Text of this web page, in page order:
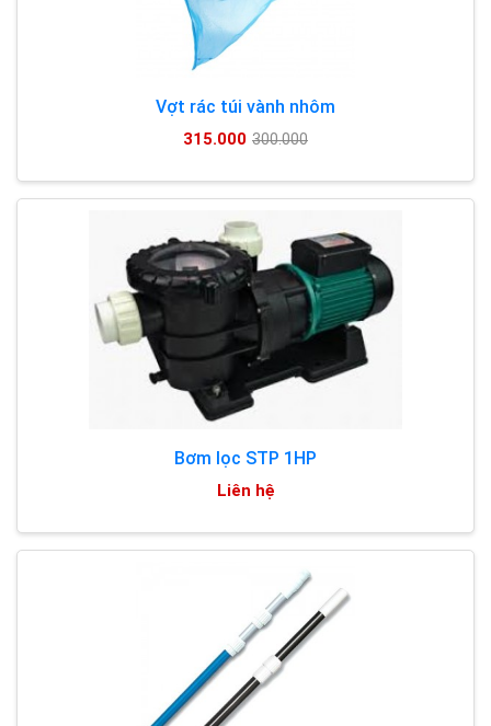
Vợt rác túi vành nhôm
315.000 300.000
Bơm lọc STP 1HP
Liên hệ